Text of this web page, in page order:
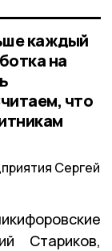
каждый
на
что
Сергей
Стариков,